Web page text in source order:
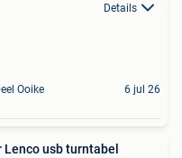
Details
Ooike 6 jul 26
usb turntabel